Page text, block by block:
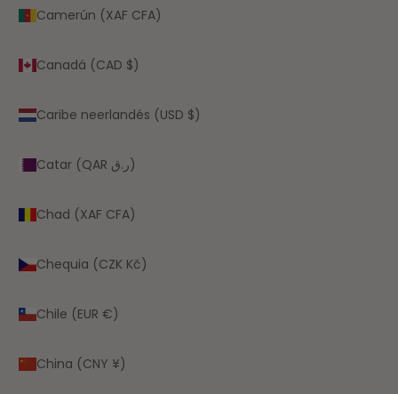
Camerún (XAF CFA)
Canadá (CAD $)
Caribe neerlandés (USD $)
Catar (QAR ر.ق)
Chad (XAF CFA)
Chequia (CZK Kč)
Chile (EUR €)
China (CNY ¥)